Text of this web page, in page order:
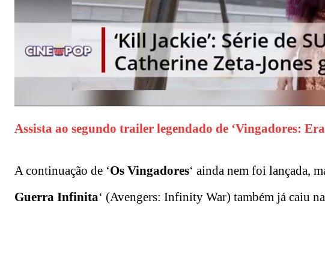
Assista ao segundo trailer legendado de ‘Vingadores:
A continuação de ‘Os Vingadores‘ ainda nem foi lançada,
Guerra Infinita‘ (Avengers: Infinity War) também já caiu